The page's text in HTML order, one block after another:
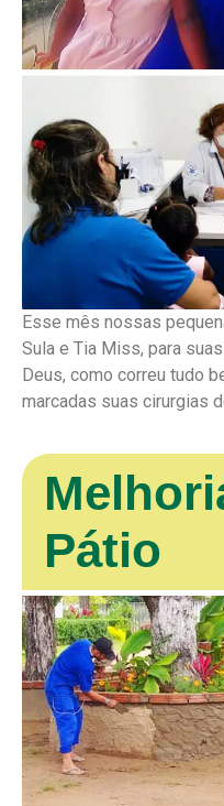
Esse mês nossas
Sula e Tia Miss, para
Deus, como correu tudo
marcadas suas cirurgias
Pátio